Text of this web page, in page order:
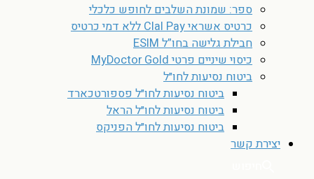
ספר: שמונת השלבים לחופש כלכלי
כרטיס אשראי Clal Pay ללא דמי כרטיס
חבילת גלישה בחו”ל ESIM
כיסוי שיניים פרטי MyDoctor Gold
ביטוח נסיעות לחו״ל
ביטוח נסיעות לחו״ל פספורטכארד
ביטוח נסיעות לחו״ל הראל
ביטוח נסיעות לחו״ל הפניקס
יצירת קשר